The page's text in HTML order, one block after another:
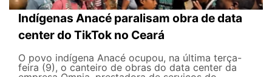
Indígenas Anacé paralisam obra de data
center do TikTok no Ceará
O povo indígena Anacé ocupou, na última terça-
feira (9), o canteiro de obras do data center da